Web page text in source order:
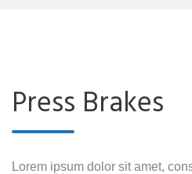
Press Brakes
Lorem ipsum dolor sit amet,